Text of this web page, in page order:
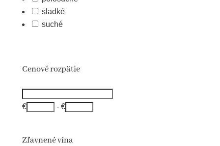
sladké
suché
Cenové rozpätie
€ - €
Zľavnené vína